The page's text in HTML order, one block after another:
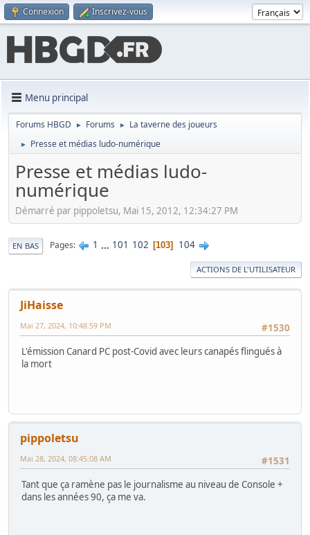
Connexion Inscrivez-vous
Menu principal
Forums HBGD ► Forums ► La taverne des joueurs
► Presse et médias ludo-numérique
Presse et médias ludo-
numérique
Démarré par pippoletsu, Mai 15, 2012, 12:34:27 PM
EN BAS Pages 1 ... 101 102 103 104
ACTIONS DE L'UTILISATEUR
JiHaisse
#1530
Mai 27, 2024, 10:48:59 PM
L'émission Canard PC post-Covid avec leurs canapés flingués à
la mort
pippoletsu
#1531
Mai 28, 2024, 08:45:08 AM
Tant que ça ramène pas le journalisme au niveau de Console +
dans les années 90, ça me va.